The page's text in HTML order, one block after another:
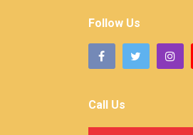
Follow Us
Call Us